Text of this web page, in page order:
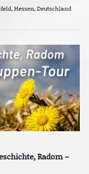
Hessen, Deutschland
Radom –